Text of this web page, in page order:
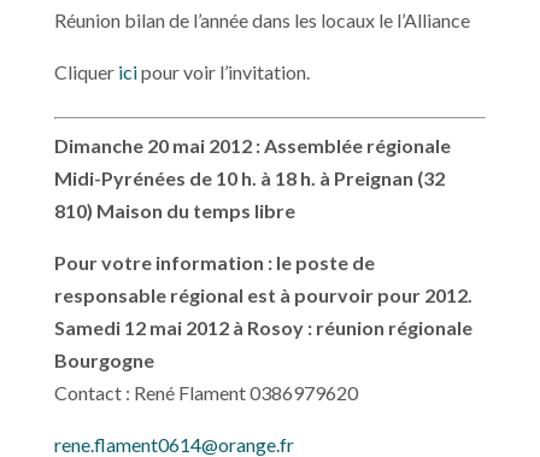
Réunion bilan de l’année dans les locaux le l’Alliance
Cliquer icipour voir l’invitation.
Dimanche 20 mai 2012 :Assemblée régionale
Midi-Pyrénées de 10 h. à 18 h. à Preignan (32
810) Maison du temps libre
Pour votre information : le poste de
responsable régional est à pourvoir pour 2012.
Samedi 12 mai 2012 à Rosoy : réunion régionale
Bourgogne
Contact : René Flament 0386979620
rene.flament0614@orange.fr